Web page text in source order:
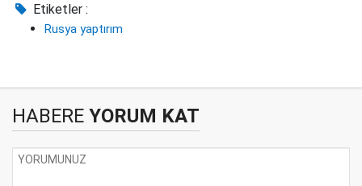
Etiketler :
Rusya yaptırım
HABERE YORUM KAT